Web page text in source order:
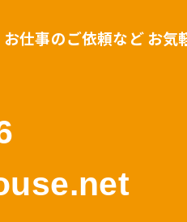
お仕事のご依頼など お気